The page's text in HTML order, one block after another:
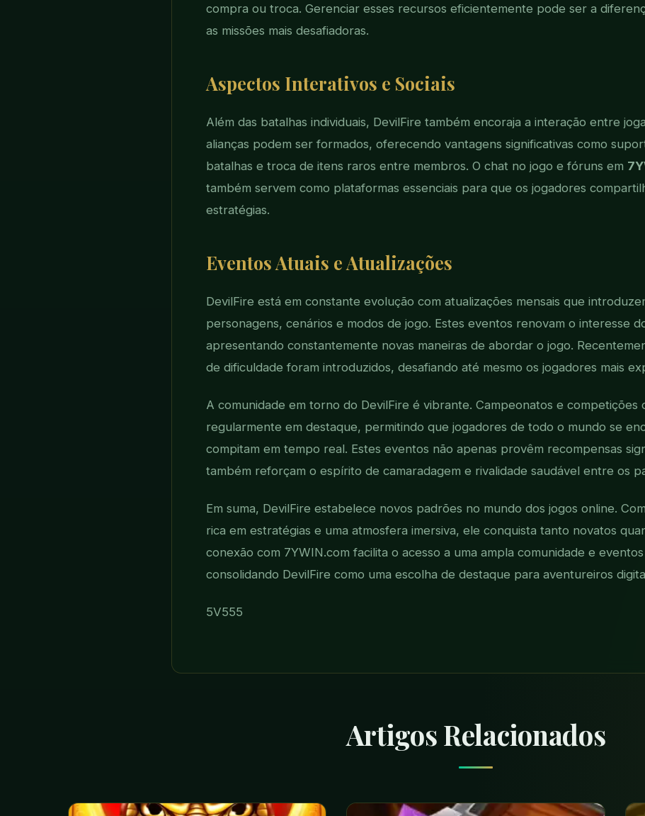
compra ou troca. Gerenciar esses recursos eficientemente pode ser a
as missões mais desafiadoras.
Aspectos Interativos e Sociais
Além das batalhas individuais, DevilFire também encoraja a interação entre
alianças podem ser formados, oferecendo vantagens significativas como
batalhas e troca de itens raros entre membros. O chat no jogo e fóruns em
também servem como plataformas essenciais para que os jogadores
estratégias.
Eventos Atuais e Atualizações
DevilFire está em constante evolução com atualizações mensais que
personagens, cenários e modos de jogo. Estes eventos renovam o interesse
apresentando constantemente novas maneiras de abordar o jogo.
de dificuldade foram introduzidos, desafiando até mesmo os jogadores mais
A comunidade em torno do DevilFire é vibrante. Campeonatos e competições
regularmente em destaque, permitindo que jogadores de todo o mundo se
compitam em tempo real. Estes eventos não apenas provêm recompensas
também reforçam o espírito de camaradagem e rivalidade saudável entre os
Em suma, DevilFire estabelece novos padrões no mundo dos jogos online.
rica em estratégias e uma atmosfera imersiva, ele conquista tanto novatos
conexão com 7YWIN.com facilita o acesso a uma ampla comunidade e
consolidando DevilFire como uma escolha de destaque para aventureiros
5V555
Artigos Relacionados